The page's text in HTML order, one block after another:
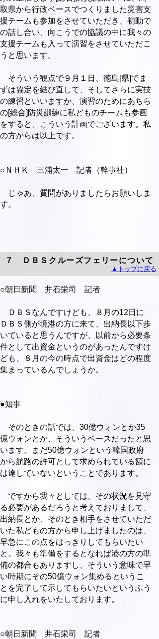
取県から行政ベースでつくりました災害支
援チームも参加をさせていただき、初動で
の話し合い、向こうでの協議の中に我々の
支援チームも入って演習をさせていただこ
うと思います。
そういう観点で９月１日、徳島[県]でま
ずは協定を結び直して、そしてさらに実技
の練習といいますか、演習のためにあちら
の[総合]防災訓練に私どものチームも参画
をすると、こういう計画でございます。私
の方からは以上です。
○ＮＨＫ 三浦太一 記者（幹事社）
じゃあ、質問がありましたらお願いしま
す。
７ ＤＢＳクルーズフェリーについて
▲トップに戻る
○朝日新聞 井石栄司 記者
ＤＢＳなんですけども、８月の12日に
ＤＢＳ側が境港の方に来て、出納長以下歩
いていると思うんですが、以前から必要条
件として出資金というのがあったんですけ
ども、８月の今の時点で出資金はどの程度
集まっているんでしょうか。
●知事
そのときの話では、30億ウォンとか35
億ウォンとか、そういうベースだったと思
います。まだ50億ウォンという韓国政府
から航路の許可として求められている額に
は達していないということであります。
ですから我々としては、その状況を見守
る必要があるだろうと考えておりまして、
出納長とか、そのとき相手をさせていただ
いた私どもの方から申し上げましたのは、
早急にこの点をはっきりしてもらいたい
と。我々も準備をするとなれば港の方の準
備の都合もありますし、そういう意味で早
い時期にその50億ウォン集めるというこ
とを完了して示してもらいたいというふう
に申し入れをいたしております。
○朝日新聞 井石栄司 記者